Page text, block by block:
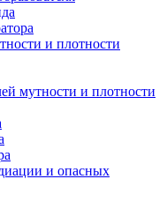
и плотности
мутности и плотности
и опасных